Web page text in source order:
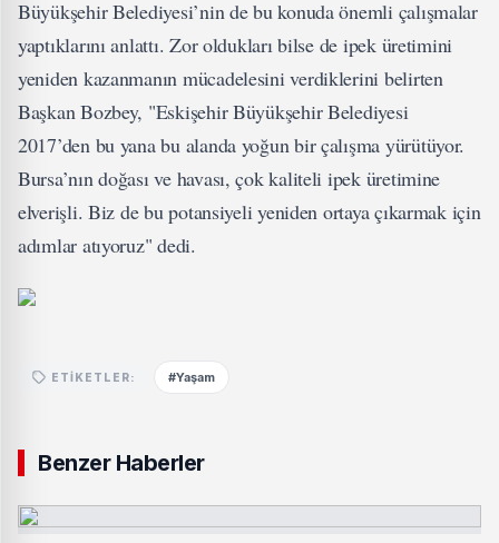
Büyükşehir Belediyesi’nin de bu konuda önemli çalışmalar
yaptıklarını anlattı. Zor oldukları bilse de ipek üretimini
yeniden kazanmanın mücadelesini verdiklerini belirten
Başkan Bozbey, "Eskişehir Büyükşehir Belediyesi
2017’den bu yana bu alanda yoğun bir çalışma yürütüyor.
Bursa’nın doğası ve havası, çok kaliteli ipek üretimine
elverişli. Biz de bu potansiyeli yeniden ortaya çıkarmak için
adımlar atıyoruz" dedi.
ETIKETLER: #Yaşam
Benzer Haberler